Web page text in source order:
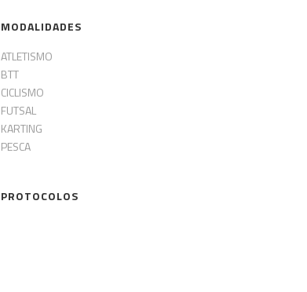
MODALIDADES
ATLETISMO
BTT
CICLISMO
FUTSAL
KARTING
PESCA
PROTOCOLOS